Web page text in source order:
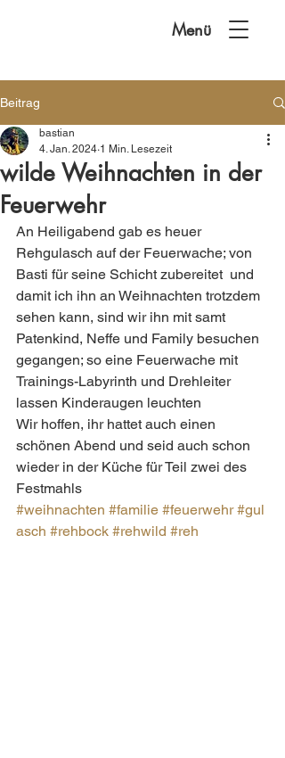
Menü
Beitrag
wilde Weihnachten in der
Feuerwehr
bastian
4. Jan. 2024 1 Min. Lesezeit
An Heiligabend gab es heuer
Rehgulasch auf der Feuerwache; von
Basti für seine Schicht zubereitet  und
damit ich ihn an Weihnachten trotzdem
sehen kann, sind wir ihn mit samt
Patenkind, Neffe und Family besuchen
gegangen; so eine Feuerwache mit
Trainings-Labyrinth und Drehleiter
lassen Kinderaugen leuchten
Wir hoffen, ihr hattet auch einen
schönen Abend und seid auch schon
wieder in der Küche für Teil zwei des
Festmahls
#weihnachten #familie #feuerwehr #gul
asch #rehbock #rehwild #reh